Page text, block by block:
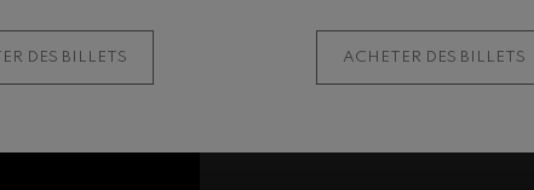
DES BILLETS ACHETER DES BILLETS